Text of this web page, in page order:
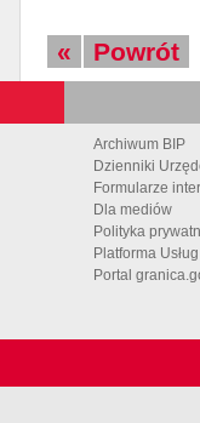
« Powrót
Archiwum BIP
Dzienniki
Formularze
Dla mediów
Polityka
Platforma
Portal